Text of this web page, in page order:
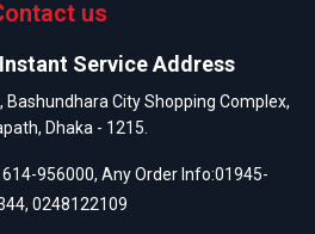
us
Service Address
City Shopping Complex,
Dhaka - 1215.
956000, Any Order Info:01945-
, 0248122109